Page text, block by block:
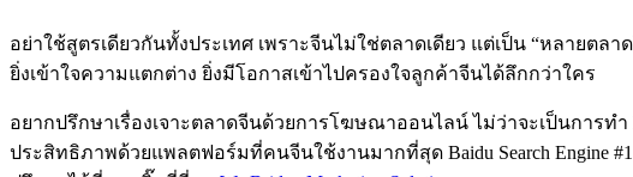
อย่าใช้สูตรเดียวกันทั้งประเทศ เพราะจีนไม่ใช่ตลาดเดียว แต่เป็น “หลายตลา
ยิ่งเข้าใจความแตกต่าง ยิ่งมีโอกาสเข้าไปครองใจลูกค้าจีนได้ลึกกว่าใคร
อยากปรึกษาเรื่องเจาะตลาดจีนด้วยการโฆษณาออนไลน์ ไม่ว่าจะเป็นการทำ
ประสิทธิภาพด้วยแพลตฟอร์มที่คนจีนใช้งานมากที่สุด Baidu Search Engine